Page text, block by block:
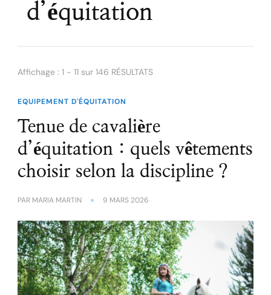
d’équitation
Affichage : 1 - 11 sur 146 RÉSULTATS
EQUIPEMENT D'ÉQUITATION
Tenue de cavalière
d’équitation : quels vêtements
choisir selon la discipline ?
PAR MARIA MARTIN 9 MARS 2026